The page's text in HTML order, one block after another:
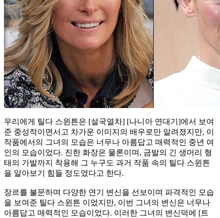
우리에게 틸다 스윈튼은 [설국열차] [나니아 연대기]에서 보여
준 중성적이면서고 차가운 이미지의 배우로만 알려졌지만, 이
작품에서의 그녀의 모습은 너무나 아름답고 매력적인 중년 여
인의 모습이었다. 진한 화장은 물론이며, 금발의 긴 생머리 형
태의 가발까지 착용해 그 누구도 과거 작품 속의 틸다 스윈튼
을 알아보기 힘들 정도였다고 한다.
장르를 불문하며 다양한 연기 변신을 선보이며 파격적인 모습
을 보여준 틸다 스윈튼 이었지만, 이번 그녀의 변신은 너무나
아름답고 매력적인 모습이었다. 이러한 그녀의 변신덕에 [트